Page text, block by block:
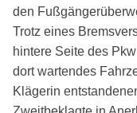
den
Trotz eines
hintere Seite des
dort wartendes
Klägerin